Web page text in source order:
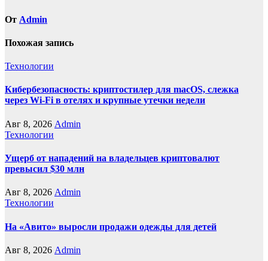
От Admin
Похожая запись
Технологии
Кибербезопасность: криптостилер для macOS, слежка
через Wi-Fi в отелях и крупные утечки недели
Авг 8, 2026 Admin
Технологии
Ущерб от нападений на владельцев криптовалют
превысил $30 млн
Авг 8, 2026 Admin
Технологии
На «Авито» выросли продажи одежды для детей
Авг 8, 2026 Admin